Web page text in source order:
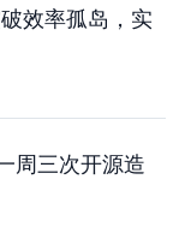
效率孤岛，实
周三次开源造